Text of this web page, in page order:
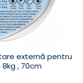
externă pentru
, 70cm